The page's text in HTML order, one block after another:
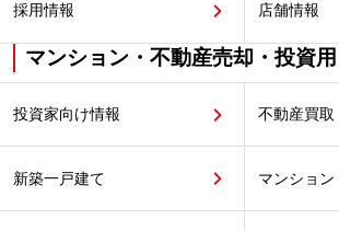
採用情報 店舗情報
マンション・不動産売却・投資
投資家向け情報 不動産買取
新築一戸建て マンション